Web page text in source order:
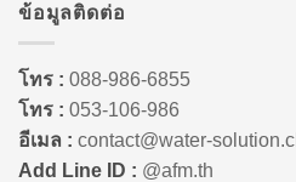
ข้อมูลติดต่อ
โทร : 088-986-6855
โทร : 053-106-986
อีเมล : contact@water-
Add Line ID : @afm.th